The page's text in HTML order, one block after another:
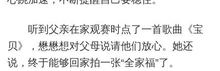
听到父亲在家观赛时点了一首歌曲《宝
贝》，懋懋想对父母说请他们放心。她还
说，终于能够回家拍一张“全家福”了。